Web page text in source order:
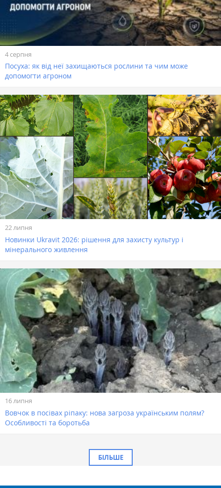
4 серпня
Посуха: як від неї захищаються рослини та чим може
допомогти агроном
22 липня
Новинки Ukravit 2026: рішення для захисту культур і
мінерального живлення
16 липня
Вовчок в посівах ріпаку: нова загроза українським полям?
Особливості та боротьба
БІЛЬШЕ